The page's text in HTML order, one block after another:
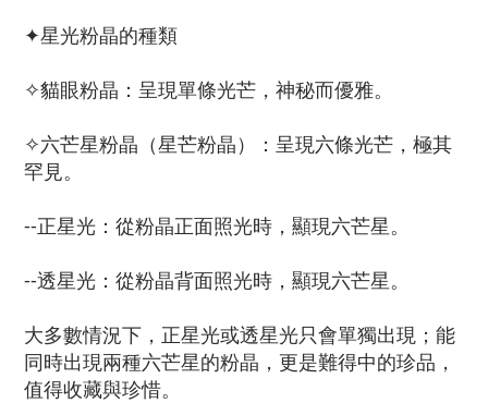
✦星光粉晶的種類
✧貓眼粉晶：呈現單條光芒，神秘而優雅。
✧六芒星粉晶（星芒粉晶）：呈現六條光芒，極其
罕見。
--正星光：從粉晶正面照光時，顯現六芒星。
--透星光：從粉晶背面照光時，顯現六芒星。
大多數情況下，正星光或透星光只會單獨出現；能
同時出現兩種六芒星的粉晶，更是難得中的珍品，
值得收藏與珍惜。